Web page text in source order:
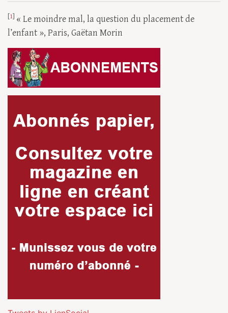
[1] « Le moindre mal, la question du placement de
l’enfant », Paris, Gaëtan Morin